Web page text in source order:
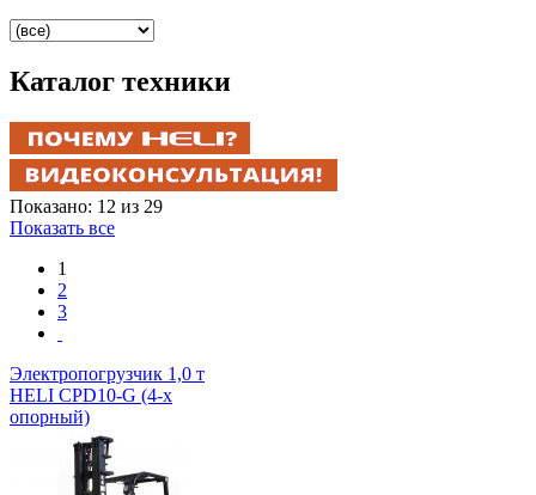
Каталог техники
Показано: 12 из 29
Показать все
1
2
3
Электропогрузчик 1,0 т
HELI CPD10-G (4-х
опорный)